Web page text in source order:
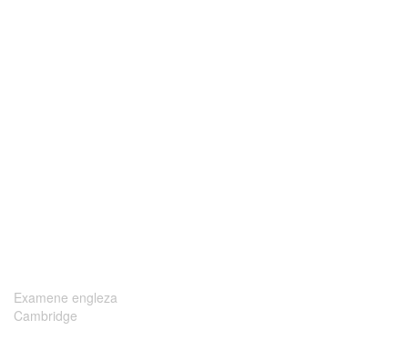
Examene engleza
Cambridge